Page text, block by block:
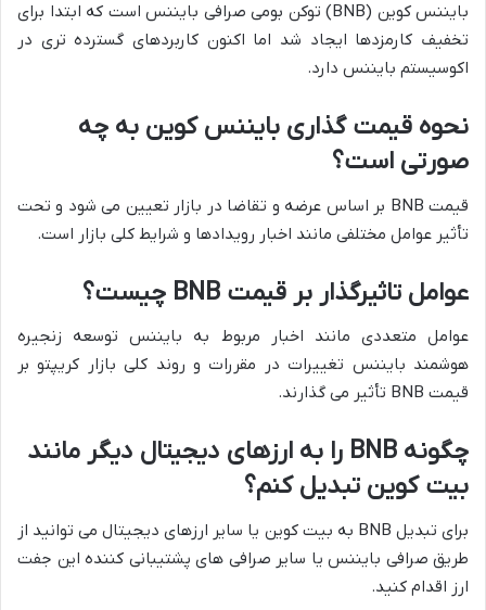
بایننس کوین (BNB) توکن بومی صرافی بایننس است که ابتدا برای
تخفیف کارمزدها ایجاد شد اما اکنون کاربردهای گسترده تری در
اکوسیستم بایننس دارد.
نحوه قیمت گذاری بایننس کوین به چه
صورتی است؟
قیمت BNB بر اساس عرضه و تقاضا در بازار تعیین می شود و تحت
تأثیر عوامل مختلفی مانند اخبار رویدادها و شرایط کلی بازار است.
عوامل تاثیرگذار بر قیمت BNB چیست؟
عوامل متعددی مانند اخبار مربوط به بایننس توسعه زنجیره
هوشمند بایننس تغییرات در مقررات و روند کلی بازار کریپتو بر
قیمت BNB تأثیر می گذارند.
چگونه BNB را به ارزهای دیجیتال دیگر مانند
بیت کوین تبدیل کنم؟
برای تبدیل BNB به بیت کوین یا سایر ارزهای دیجیتال می توانید از
طریق صرافی بایننس یا سایر صرافی های پشتیبانی کننده این جفت
ارز اقدام کنید.